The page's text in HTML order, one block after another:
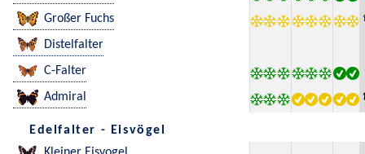
Großer Fuchs
Distelfalter
C-Falter
Admiral
Edelfalter - Eisvögel